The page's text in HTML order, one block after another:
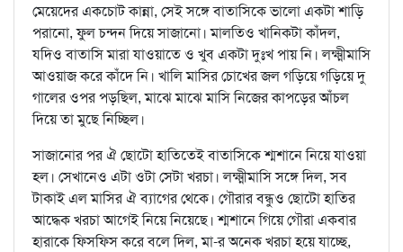
মেয়েদের একচোট কান্না, সেই সঙ্গে বাতাসিকে ভালো একটা শাড়ি
পরানো, ফুল চন্দন দিয়ে সাজানো। মালতিও খানিকটা কাঁদল,
যদিও বাতাসি মারা যাওয়াতে ও খুব একটা দুঃখ পায় নি। লক্ষ্মীমাসি
আওয়াজ করে কাঁদে নি। খালি মাসির চোখের জল গড়িয়ে গড়িয়ে দু
গালের ওপর পড়ছিল, মাঝে মাঝে মাসি নিজের কাপড়ের আঁচল
দিয়ে তা মুছে নিচ্ছিল।
সাজানোর পর ঐ ছোটো হাতিতেই বাতাসিকে শ্মশানে নিয়ে যাওয়া
হল। সেখানেও এটা ওটা সেটা খরচা। লক্ষ্মীমাসি সঙ্গে দিল, সব
টাকাই এল মাসির ঐ ব্যাগের থেকে। গৌরার বন্ধুও ছোটো হাতির
আদ্ধেক খরচা আগেই নিয়ে নিয়েছে। শ্মশানে গিয়ে গৌরা একবার
হারাকে ফিসফিস করে বলে দিল, মা-র অনেক খরচা হয়ে যাচ্ছে,